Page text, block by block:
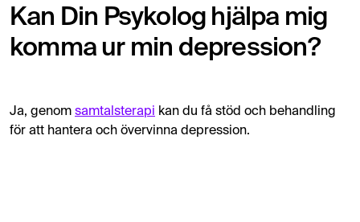
Kan Din Psykolog hjälpa mig
komma ur min depression?
Ja, genom samtalsterapi kan du få stöd och behandling
för att hantera och övervinna depression.